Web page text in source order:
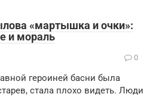
«мартышка и очки»:
и мораль
0
героиней басни была
стала плохо видеть. Люди